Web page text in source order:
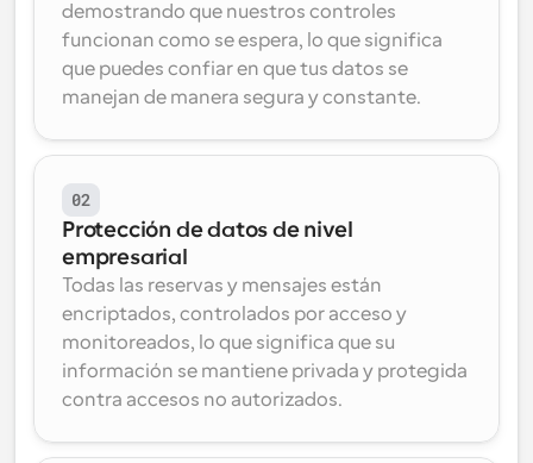
demostrando que nuestros controles
funcionan como se espera, lo que significa
que puedes confiar en que tus datos se
manejan de manera segura y constante.
02
Protección de datos de nivel
empresarial
Todas las reservas y mensajes están
encriptados, controlados por acceso y
monitoreados, lo que significa que su
información se mantiene privada y protegida
contra accesos no autorizados.